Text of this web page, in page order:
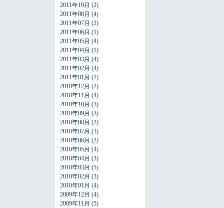
2011年10月 (2)
2011年08月 (4)
2011年07月 (2)
2011年06月 (1)
2011年05月 (4)
2011年04月 (1)
2011年03月 (4)
2011年02月 (4)
2011年01月 (2)
2010年12月 (2)
2010年11月 (4)
2010年10月 (3)
2010年09月 (3)
2010年08月 (2)
2010年07月 (3)
2010年06月 (2)
2010年05月 (4)
2010年04月 (3)
2010年03月 (5)
2010年02月 (3)
2010年01月 (4)
2009年12月 (4)
2009年11月 (5)